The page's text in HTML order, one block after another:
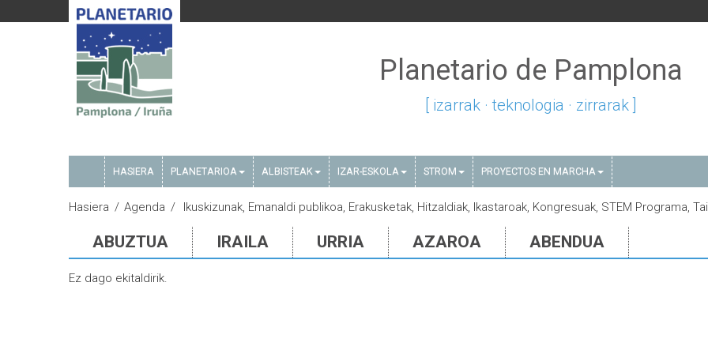
Planetario de Pamplona
[ izarrak · teknologia · zirrarak ]
HASIERA PLANETARIOA ALBISTEAK IZAR-ESKOLA STROM PROYECTOS EN MARCHA
Hasiera Agenda Ikuskizunak, Emanaldi publikoa, Erakusketak, Hitzaldiak, Ikastaroak, Kongresuak, STEM Programa,
ABUZTUA IRAILA URRIA AZAROA ABENDUA
Ez dago ekitaldirik.